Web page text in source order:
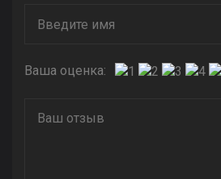
Ваша оценка: